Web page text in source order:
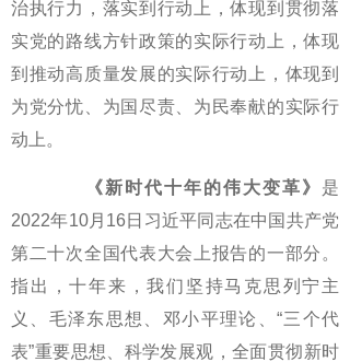
治执行力，落实到行动上，体现到贯彻落
实党的路线方针政策的实际行动上，体现
到推动高质量发展的实际行动上，体现到
为党分忧、为国尽责、为民奉献的实际行
动上。
《新时代十年的伟大变革》 是
2022年10月16日习近平同志在中国共产党
第二十次全国代表大会上报告的一部分。
指出，十年来，我们坚持马克思列宁主
义、毛泽东思想、邓小平理论、“三个代
表”重要思想、科学发展观，全面贯彻新时